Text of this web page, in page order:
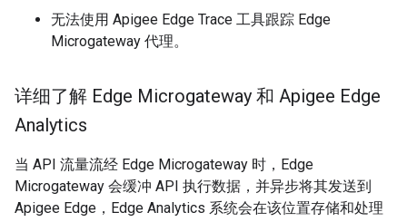
无法使用 Apigee Edge Trace 工具跟踪 Edge
Microgateway 代理。
详细了解 Edge Microgateway 和 Apigee Edge
Analytics
当 API 流量流经 Edge Microgateway 时，Edge
Microgateway 会缓冲 API 执行数据，并异步将其发送到
Apigee Edge，Edge Analytics 系统会在该位置存储和处理